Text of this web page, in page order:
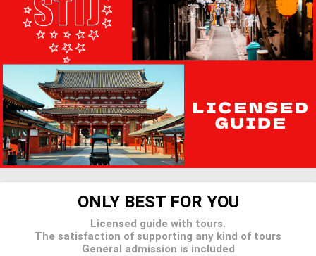
ONLY BEST FOR YOU
Licensed guide with tours.
The satisfaction of supporting any kind of tours
General admission is included